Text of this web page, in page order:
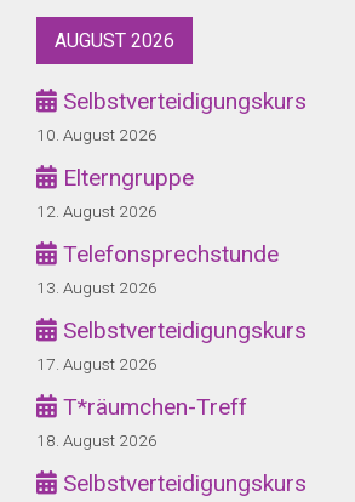
AUGUST 2026
Selbstverteidigungskurs
10. August 2026
Elterngruppe
12. August 2026
Telefonsprechstunde
13. August 2026
Selbstverteidigungskurs
17. August 2026
T*räumchen-Treff
18. August 2026
Selbstverteidigungskurs